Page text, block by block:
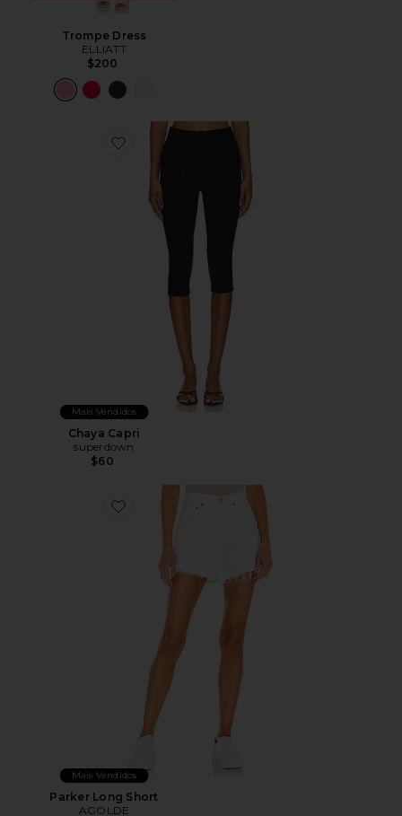
Trompe Dress
ELLIATT
$200
Favorite Chaya Capri
Mais Vendidos
Chaya Capri
superdown
$60
Favorite Parker Long Short
Mais Vendidos
Parker Long Short
AGOLDE